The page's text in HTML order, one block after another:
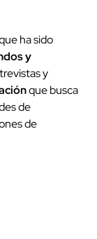
ha sido
y
y
que busca
de
de